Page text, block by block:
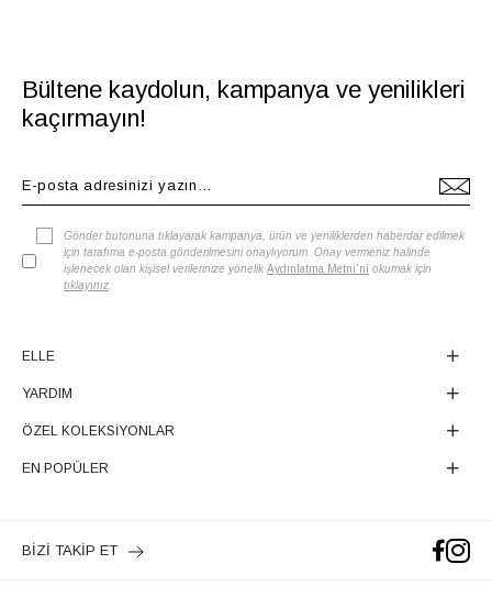
Bültene kaydolun, kampanya ve yenilikleri
kaçırmayın!
Gönder butonuna tıklayarak kampanya, ürün ve yeniliklerden haberdar edilmek
için tarafıma e-posta gönderilmesini onaylıyorum. Onay vermeniz halinde
işlenecek olan kişisel verilerinize yönelik Aydınlatma Metni'ni okumak için
tıklayınız
ELLE
YARDIM
ÖZEL KOLEKSİYONLAR
EN POPÜLER
BİZİ TAKİP ET